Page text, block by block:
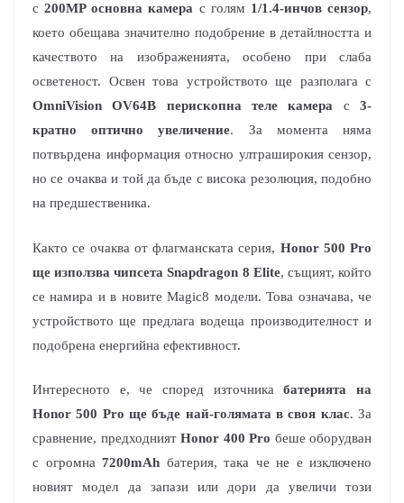
с200MP основна камера с голям 1/1.4-инчов сензор,
което обещава значително подобрение в детайлността и
качеството на изображенията, особено при слаба
осветеност. Освен това устройството ще разполага с
OmniVision OV64B перископна теле камера с3-
кратно оптично увеличение. За момента няма
потвърдена информация относно ултраширокия сензор,
но се очаква и той да бъде с висока резолюция, подобно
на предшественика.
Както се очаква от флагманската серия, Honor 500 Pro
ще използва чипсета Snapdragon 8 Elite, същият, който
се намира и в новите Magic8 модели. Това означава, че
устройството ще предлага водеща производителност и
подобрена енергийна ефективност.
Интересното е, че според източникабатерията на
Honor 500 Pro ще бъде най-голямата в своя клас. За
сравнение, предходният Honor 400 Pro беше оборудван
с огромна 7200mAh батерия, така че не е изключено
новият модел да запази или дори да увеличи този